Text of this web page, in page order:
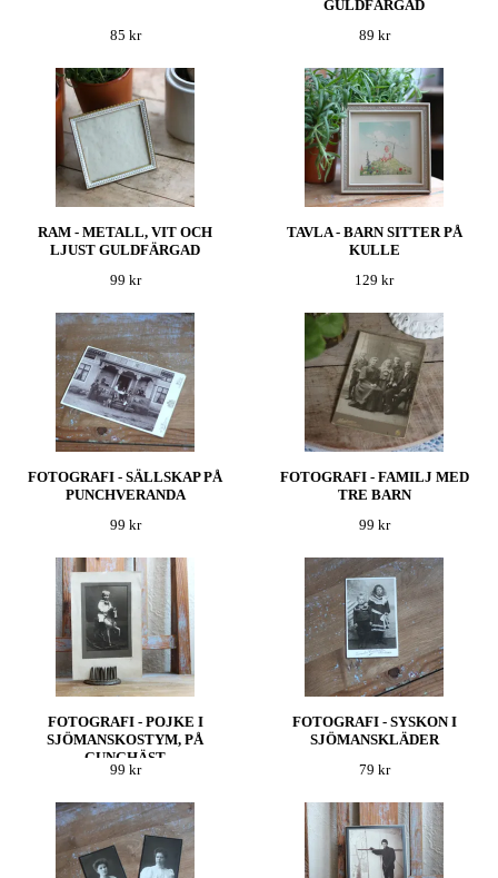
85 kr
GULDFÄRGAD
89 kr
RAM - METALL, VIT OCH
LJUST GULDFÄRGAD
99 kr
TAVLA - BARN SITTER PÅ
KULLE
129 kr
FOTOGRAFI - SÄLLSKAP PÅ
PUNCHVERANDA
99 kr
FOTOGRAFI - FAMILJ MED
TRE BARN
99 kr
FOTOGRAFI - POJKE I
SJÖMANSKOSTYM, PÅ
GUNGHÄST
99 kr
FOTOGRAFI - SYSKON I
SJÖMANSKLÄDER
79 kr